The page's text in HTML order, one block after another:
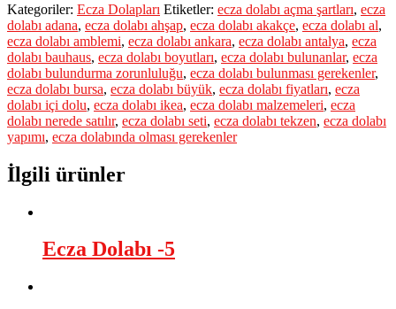
Kategoriler: Ecza Dolapları Etiketler: ecza dolabı açma şartları, ecza
dolabı adana, ecza dolabı ahşap, ecza dolabı akakçe, ecza dolabı al,
ecza dolabı amblemi, ecza dolabı ankara, ecza dolabı antalya, ecza
dolabı bauhaus, ecza dolabı boyutları, ecza dolabı bulunanlar, ecza
dolabı bulundurma zorunluluğu, ecza dolabı bulunması gerekenler,
ecza dolabı bursa, ecza dolabı büyük, ecza dolabı fiyatları, ecza
dolabı içi dolu, ecza dolabı ikea, ecza dolabı malzemeleri, ecza
dolabı nerede satılır, ecza dolabı seti, ecza dolabı tekzen, ecza dolabı
yapımı, ecza dolabında olması gerekenler
İlgili ürünler
Ecza Dolabı -5